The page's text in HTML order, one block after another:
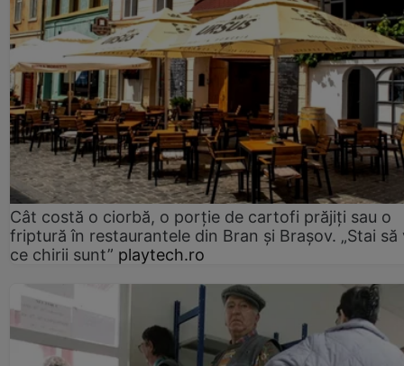
Cât costă o ciorbă, o porţie de cartofi prăjiţi sau o
friptură în restaurantele din Bran şi Braşov. „Stai să
ce chirii sunt” playtech.ro